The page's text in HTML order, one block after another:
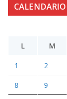
L
M
1 2
8 9